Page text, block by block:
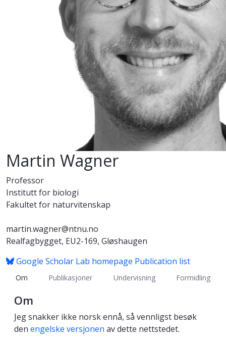
Martin Wagner
Professor
Institutt for biologi
Fakultet for naturvitenskap
martin.wagner@ntnu.no
Realfagbygget, EU2-169, Gløshaugen
Google Scholar Lab homepage Publication list
Om Publikasjoner Undervisning Formidling
Om
Jeg snakker ikke norsk ennå, så vennligst besøk
den engelske versjonen av dette nettstedet.